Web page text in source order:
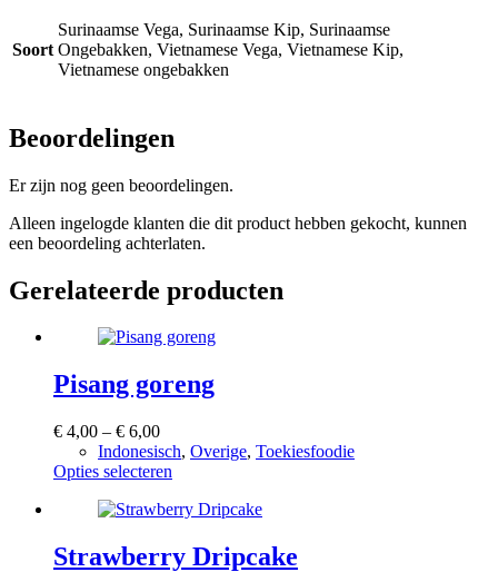
Soort
Surinaamse Vega, Surinaamse Kip, Surinaamse
Ongebakken, Vietnamese Vega, Vietnamese Kip,
Vietnamese ongebakken
Beoordelingen
Er zijn nog geen beoordelingen.
Alleen ingelogde klanten die dit product hebben gekocht, kunnen
een beoordeling achterlaten.
Gerelateerde producten
Pisang goreng
€ 4,00 – € 6,00Prijsklasse:
€ 4,00
tot
Indonesisch, Overige, Toekiesfoodie
Opties selecteren
heeft
variaties.
Deze
Strawberry Dripcake